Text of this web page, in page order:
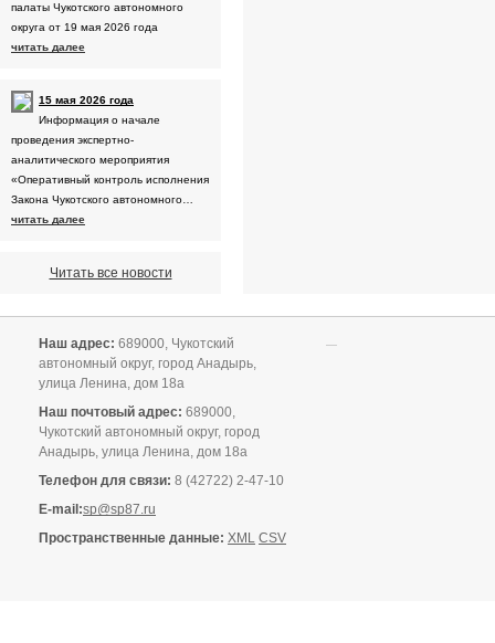
палаты Чукотского автономного
округа от 19 мая 2026 года
читать далее
15 мая 2026 года
Информация о начале
проведения экспертно-
аналитического мероприятия
«Оперативный контроль исполнения
Закона Чукотского автономного…
читать далее
Читать все новости
Наш адрес: 689000, Чукотский
автономный округ, город Анадырь,
улица Ленина, дом 18а
Наш почтовый адрес: 689000,
Чукотский автономный округ, город
Анадырь, улица Ленина, дом 18а
Телефон для связи: 8 (42722) 2-47-10
E-mail:sp@sp87.ru
Пространственные данные: XML CSV